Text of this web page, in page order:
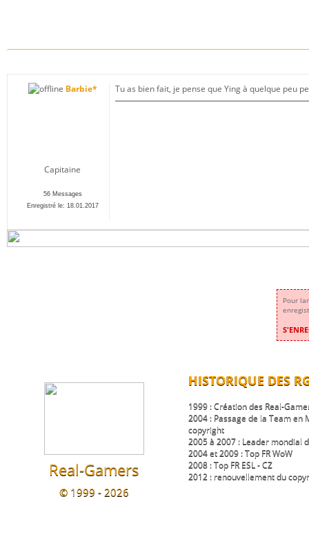
Barbie*
Capitaine
56 Messages
Enregistré le: 18.01.2017
Tu as bien fait, je pense que Ying à quelque peu
Pour
Real-Gamers
© 1999 - 2026
HISTORIQUE DES
1999 : Création des Real-
2004 : Passage de la Team
copyright
2005 à 2007 : Leader mondial
2004 et 2009 : Top FR WoW
2008 : Top FR ESL - CZ
2012 : renouvellement du